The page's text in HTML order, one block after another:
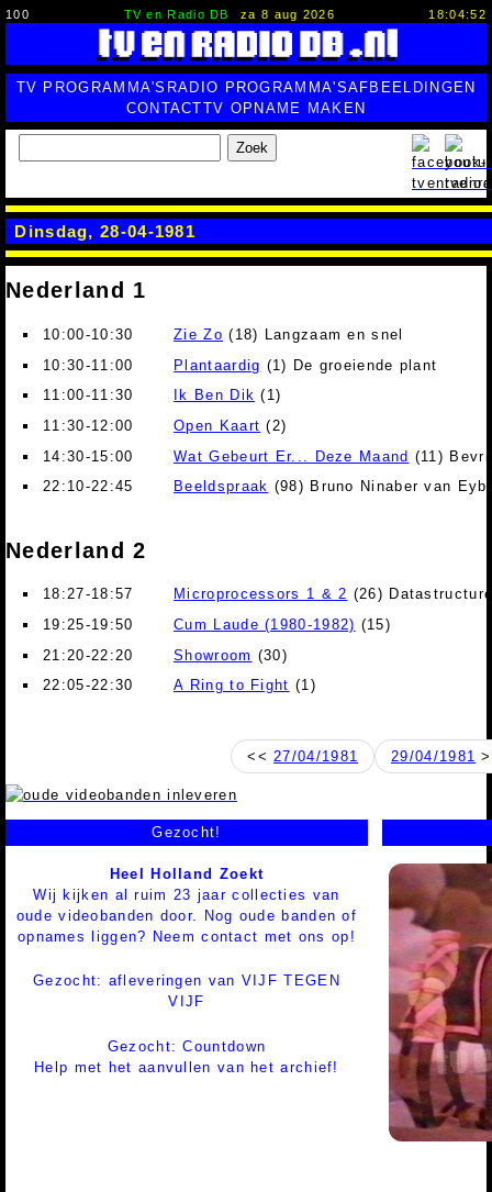
100 TV en Radio DB za 8 aug 2026 18:04:53
TV PROGRAMMA'S RADIO PROGRAMMA'SAFBEELDINGEN
CONTACTTV OPNAME MAKEN
Zoek
Dinsdag, 28-04-1981
Nederland 1
10:00-10:30 Zie Zo (18) Langzaam en snel
10:30-11:00
Plantaardig (1) De groeiende plant
11:00-11:30
Ik Ben Dik (1)
11:30-12:00
Open Kaart (2)
14:30-15:00
Wat Gebeurt Er... Deze Maand (11)
22:10-22:45
Beeldspraak (98) Bruno Ninaber van
Nederland 2
18:27-18:57 Microprocessors 1 & 2 (26)
19:25-19:50
Cum Laude (1980-1982) (15)
21:20-22:20
Showroom (30)
22:05-22:30
A Ring to Fight (1)
<< 27/04/1981 29/04/1981
Gezocht!
Heel Holland Zoekt
Wij kijken al ruim 23 jaar collecties van
oude videobanden door. Nog oude banden of
opnames liggen? Neem contact met ons op!
Gezocht: afleveringen van VIJF TEGEN
VIJF
Gezocht: Countdown
Help met het aanvullen van het archief!